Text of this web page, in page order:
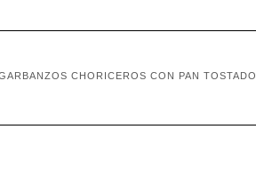
CHORICEROS CON PAN TOSTADO